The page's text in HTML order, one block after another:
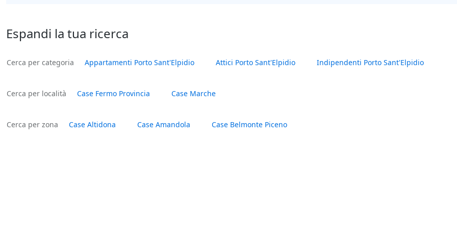
Espandi la tua ricerca
Cerca per categoria Appartamenti Porto Sant'Elpidio Attici Porto Sant'Elpidio Indipendenti Porto Sant'Elpidio
Cerca per località Case Fermo Provincia Case Marche
Cerca per zona Case Altidona Case Amandola Case Belmonte Piceno